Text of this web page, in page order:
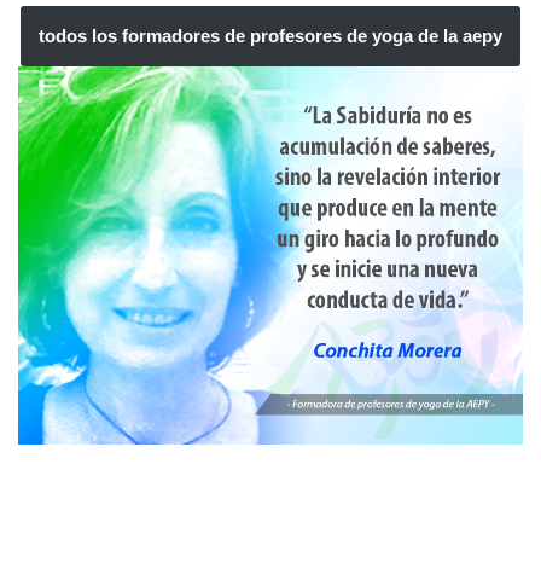
todos los formadores de profesores de yoga de la aepy